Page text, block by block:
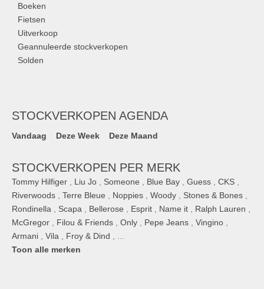
Boeken
Fietsen
Uitverkoop
Geannuleerde stockverkopen
Solden
STOCKVERKOPEN AGENDA
Vandaag Deze Week Deze Maand
STOCKVERKOPEN PER MERK
Tommy Hilfiger Liu Jo Someone Blue Bay Guess CKS
Riverwoods
Terre Bleue Noppies Woody Stones & Bones
Rondinella
Scapa Bellerose Esprit Name it Ralph Lauren
McGregor
Filou & Friends Only Pepe Jeans Vingino
Armani
Vila Froy & Dind
Toon alle merken